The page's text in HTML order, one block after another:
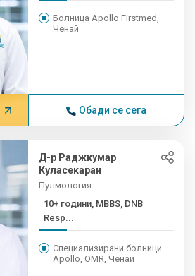
Болница Apollo Firstmed,
Ченай
Обади се сега
Д-р Раджкумар
Куласекаран
Пулмология
10+ години, MBBS, DNB
Resp...
Специализирани болници
Apollo, OMR, Ченай